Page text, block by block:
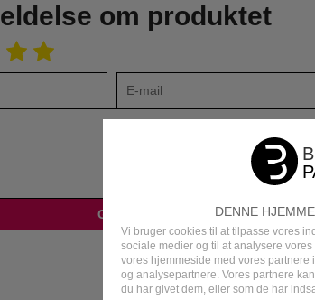
DENNE
Vi bruger cookies til at tilpasse vores
sociale medier og til at analysere
vores hjemmeside med vores
og analysepartnere. Vores partnere
du har givet dem, eller som de har
om produktet